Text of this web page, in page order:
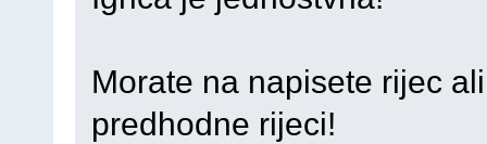
Morate na napisete rijec
predhodne rijeci!